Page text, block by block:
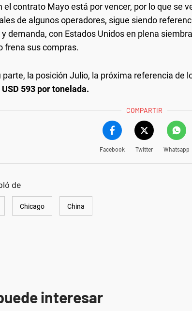
el contrato Mayo está por vencer, por lo que se
de algunos operadores, sigue siendo
demanda, con Estados Unidos en plena
frena sus compras.
parte, la posición Julio, la próxima referencia de
593 por tonelada.
COMPARTIR
Facebook Twitter Whatsapp
de
Chicago China
interesar